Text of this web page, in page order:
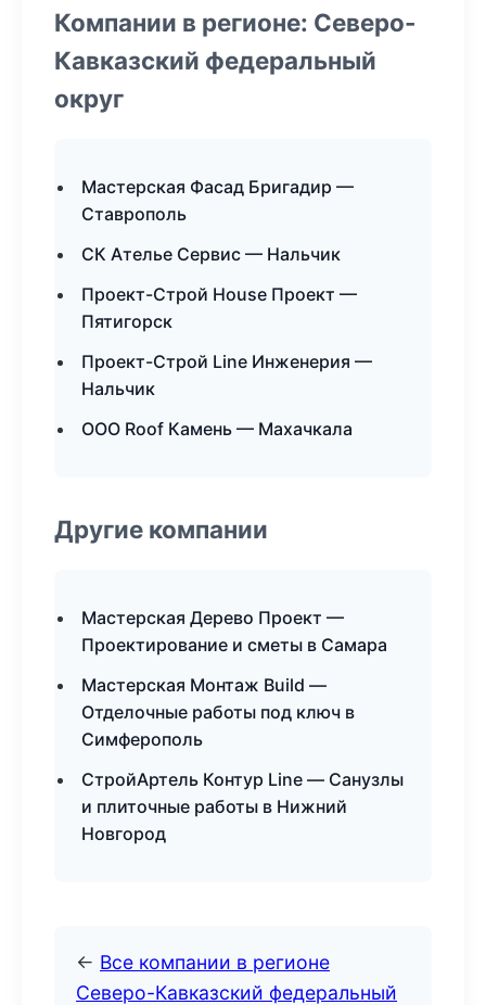
Компании в регионе: Северо-
Кавказский федеральный
округ
Мастерская Фасад Бригадир —
Ставрополь
СК Ателье Сервис — Нальчик
Проект-Строй House Проект —
Пятигорск
Проект-Строй Line Инженерия —
Нальчик
ООО Roof Камень — Махачкала
Другие компании
Мастерская Дерево Проект —
Проектирование и сметы в Самара
Мастерская Монтаж Build —
Отделочные работы под ключ в
Симферополь
СтройАртель Контур Line — Санузлы
и плиточные работы в Нижний
Новгород
← Все компании в регионе
Северо-Кавказский федеральный